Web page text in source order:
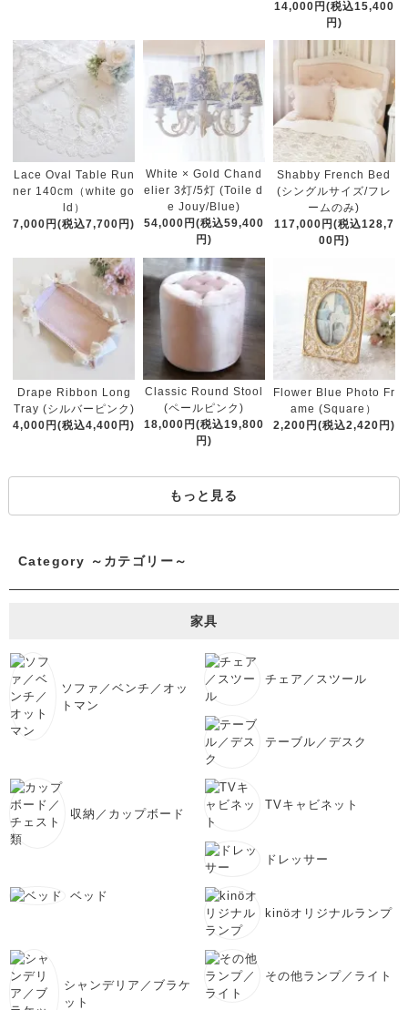
14,000円(税込15,400
円)
Lace Oval Table Run
ner 140cm（white go
ld）
7,000円(税込7,700円)
White × Gold Chand
elier 3灯/5灯 (Toile d
e Jouy/Blue)
54,000円(税込59,400
円)
Shabby French Bed
(シングルサイズ/フレ
ームのみ)
117,000円(税込128,7
00円)
Drape Ribbon Long
Tray (シルバーピンク)
4,000円(税込4,400円)
Classic Round Stool
(ペールピンク)
18,000円(税込19,800
円)
Flower Blue Photo Fr
ame (Square）
2,200円(税込2,420円)
もっと見る
Category ～カテゴリー～
家具
ソファ／ベンチ／オッ
トマン
チェア／スツール
テーブル／デスク
収納／カップボード
TVキャビネット
ドレッサー
ベッド
kinöオリジナルランプ
シャンデリア／ブラケ
ット
その他ランプ／ライト